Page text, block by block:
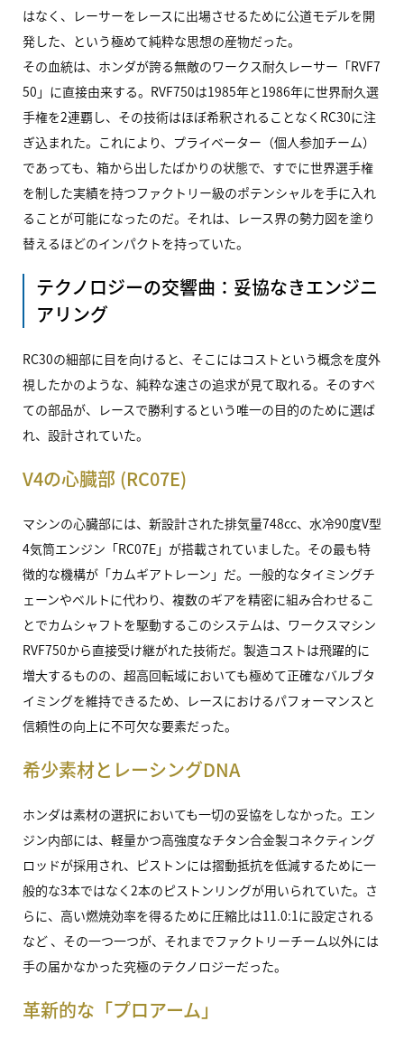
はなく、レーサーをレースに出場させるために公道モデルを開
発した、という極めて純粋な思想の産物だった。
その血統は、ホンダが誇る無敵のワークス耐久レーサー「RVF7
50」に直接由来する。RVF750は1985年と1986年に世界耐久選
手権を2連覇し、その技術はほぼ希釈されることなくRC30に注
ぎ込まれた。これにより、プライベーター（個人参加チーム）
であっても、箱から出したばかりの状態で、すでに世界選手権
を制した実績を持つファクトリー級のポテンシャルを手に入れ
ることが可能になったのだ。それは、レース界の勢力図を塗り
替えるほどのインパクトを持っていた。
テクノロジーの交響曲：妥協なきエンジニ
アリング
RC30の細部に目を向けると、そこにはコストという概念を度外
視したかのような、純粋な速さの追求が見て取れる。そのすべ
ての部品が、レースで勝利するという唯一の目的のために選ば
れ、設計されていた。
V4の心臓部 (RC07E)
マシンの心臓部には、新設計された排気量748cc、水冷90度V型
4気筒エンジン「RC07E」が搭載されていました。その最も特
徴的な機構が「カムギアトレーン」だ。一般的なタイミングチ
ェーンやベルトに代わり、複数のギアを精密に組み合わせるこ
とでカムシャフトを駆動するこのシステムは、ワークスマシン
RVF750から直接受け継がれた技術だ。製造コストは飛躍的に
増大するものの、超高回転域においても極めて正確なバルブタ
イミングを維持できるため、レースにおけるパフォーマンスと
信頼性の向上に不可欠な要素だった。
希少素材とレーシングDNA
ホンダは素材の選択においても一切の妥協をしなかった。エン
ジン内部には、軽量かつ高強度なチタン合金製コネクティング
ロッドが採用され、ピストンには摺動抵抗を低減するために一
般的な3本ではなく2本のピストンリングが用いられていた。さ
らに、高い燃焼効率を得るために圧縮比は11.0:1に設定される
など 、その一つ一つが、それまでファクトリーチーム以外には
手の届かなかった究極のテクノロジーだった。
革新的な「プロアーム」